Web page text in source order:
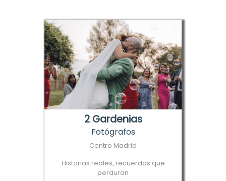
2 Gardenias
Fotógrafos
Centro Madrid
Historias reales, recuerdos que
perduran